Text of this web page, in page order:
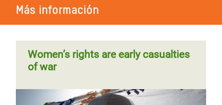
Más información
Women’s rights are early casualties
of war